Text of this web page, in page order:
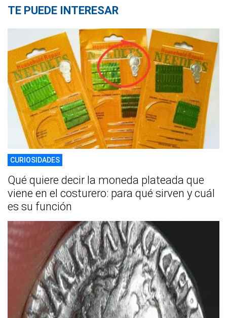
TE PUEDE INTERESAR
CURIOSIDADES
Qué quiere decir la moneda plateada que
viene en el costurero: para qué sirven y cuál
es su función